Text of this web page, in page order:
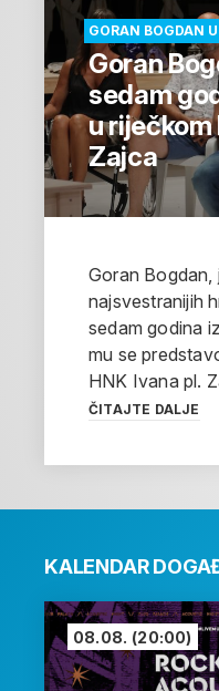
GORAN BOGDAN
Goran
sedam
u riječkom
Zajca
Goran Bogdan,
najsvestranijih
sedam godina
mu se
HNK Ivana pl.
ČITAJTE DALJE
KALENDAR
08.08. (20:00)